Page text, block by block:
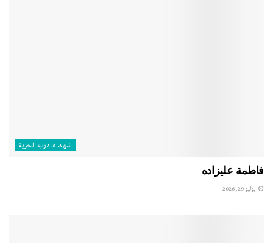
شهداء درب الحرية
فاطمة عليزاده
يوليو 29, 2026